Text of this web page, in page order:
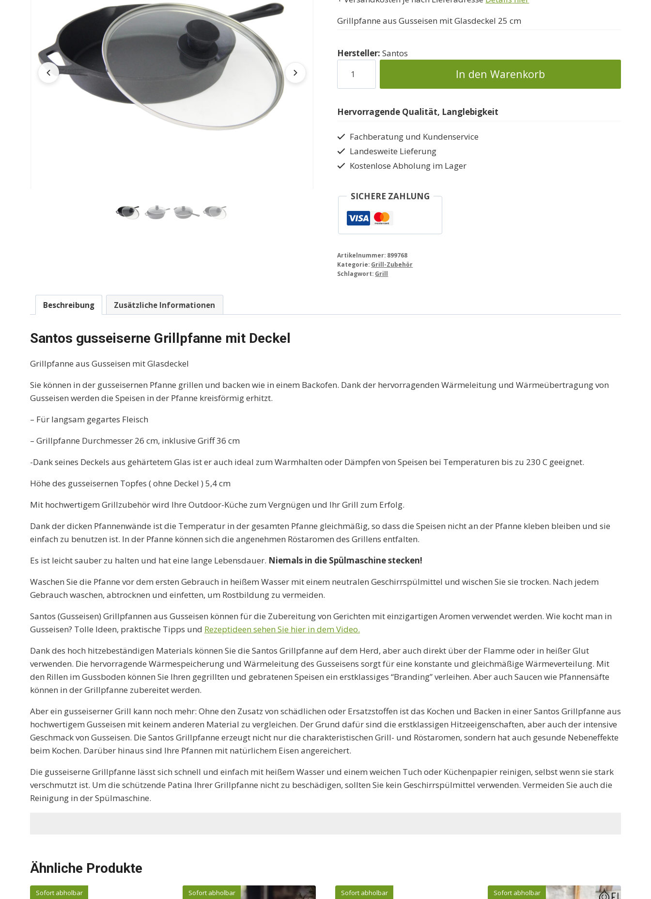
Grillpfanne aus Gusseisen mit Glasdeckel 25 cm
Hersteller:Santos
gusseiserne
Grillpfanne
Deckel
Menge
In den Warenkorb
Hervorragende Qualität, Langlebigkeit
Fachberatung und Kundenservice
Landesweite Lieferung
Kostenlose Abholung im Lager
SICHERE ZAHLUNG
Artikelnummer: 899768
Kategorie: Grill-Zubehör
Schlagwort: Grill
Beschreibung Zusätzliche Informationen
Santos gusseiserne Grillpfanne mit Deckel
Grillpfanne aus Gusseisen mit Glasdeckel
Sie können in der gusseisernen Pfanne grillen und backen wie in einem Backofen. Dank der hervorragenden Wärmeleitung und Wärmeübertragung von
Gusseisen werden die Speisen in der Pfanne kreisförmig erhitzt.
– Für langsam gegartes Fleisch
– Grillpfanne Durchmesser 26 cm, inklusive Griff 36 cm
-Dank seines Deckels aus gehärtetem Glas ist er auch ideal zum Warmhalten oder Dämpfen von Speisen bei Temperaturen bis zu 230 C geeignet.
Höhe des gusseisernen Topfes ( ohne Deckel ) 5,4 cm
Mit hochwertigem Grillzubehör wird Ihre Outdoor-Küche zum Vergnügen und Ihr Grill zum Erfolg.
Dank der dicken Pfannenwände ist die Temperatur in der gesamten Pfanne gleichmäßig, so dass die Speisen nicht an der Pfanne kleben bleiben und sie
einfach zu benutzen ist. In der Pfanne können sich die angenehmen Röstaromen des Grillens entfalten.
Es ist leicht sauber zu halten und hat eine lange Lebensdauer. Niemals in die Spülmaschine stecken!
Waschen Sie die Pfanne vor dem ersten Gebrauch in heißem Wasser mit einem neutralen Geschirrspülmittel und wischen Sie sie trocken. Nach jedem
Gebrauch waschen, abtrocknen und einfetten, um Rostbildung zu vermeiden.
Santos (Gusseisen) Grillpfannen aus Gusseisen können für die Zubereitung von Gerichten mit einzigartigen Aromen verwendet werden. Wie kocht man in
Gusseisen? Tolle Ideen, praktische Tipps und Rezeptideen sehen Sie hier in dem Video.
Dank des hoch hitzebeständigen Materials können Sie die Santos Grillpfanne auf dem Herd, aber auch direkt über der Flamme oder in heißer Glut
verwenden. Die hervorragende Wärmespeicherung und Wärmeleitung des Gusseisens sorgt für eine konstante und gleichmäßige Wärmeverteilung. Mit
den Rillen im Gussboden können Sie Ihren gegrillten und gebratenen Speisen ein erstklassiges “Branding” verleihen. Aber auch Saucen wie Pfannensäfte
können in der Grillpfanne zubereitet werden.
Aber ein gusseiserner Grill kann noch mehr: Ohne den Zusatz von schädlichen oder Ersatzstoffen ist das Kochen und Backen in einer Santos Grillpfanne aus
hochwertigem Gusseisen mit keinem anderen Material zu vergleichen. Der Grund dafür sind die erstklassigen Hitzeeigenschaften, aber auch der intensive
Geschmack von Gusseisen. Die Santos Grillpfanne erzeugt nicht nur die charakteristischen Grill- und Röstaromen, sondern hat auch gesunde Nebeneffekte
beim Kochen. Darüber hinaus sind Ihre Pfannen mit natürlichem Eisen angereichert.
Die gusseiserne Grillpfanne lässt sich schnell und einfach mit heißem Wasser und einem weichen Tuch oder Küchenpapier reinigen, selbst wenn sie stark
verschmutzt ist. Um die schützende Patina Ihrer Grillpfanne nicht zu beschädigen, sollten Sie kein Geschirrspülmittel verwenden. Vermeiden Sie auch die
Reinigung in der Spülmaschine.
Ähnliche Produkte
Sofort abholbar Sofort abholbar Sofort abholbar Sofort abholbar